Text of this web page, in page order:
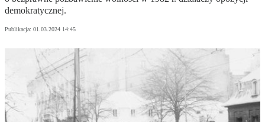
demokratycznej.
Publikacja: 01.03.2024 14:45